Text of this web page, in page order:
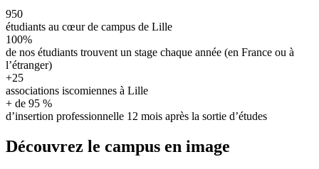
950
étudiants au cœur de campus de Lille
100%
de nos étudiants trouvent un stage chaque année (en France ou à
l’étranger)
+25
associations iscomiennes à Lille
+ de 95 %
d’insertion professionnelle 12 mois après la sortie d’études
Découvrez le campus en image